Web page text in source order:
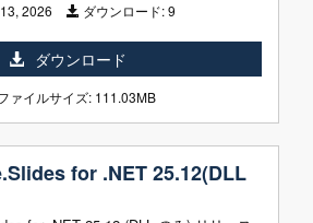
2026 ダウンロード:9
ダウンロード
ァイルサイズ: 111.03MB
for .NET 25.12(DLL